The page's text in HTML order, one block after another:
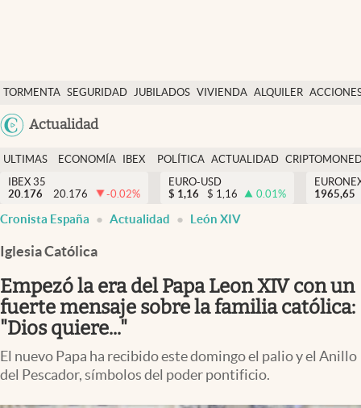
TORMENTA SEGURIDAD JUBILADOS VIVIENDA ALQUILER
USA
Actualidad
Economía y finanzas
Política
Actualidad
Criptomonedas
España
ULTIMAS
NOTICIAS
ECONOMÍA
FINANZAS
IBEX
EURO
POLÍTICA ACTUALIDAD
IBEX 35
20.176
20.176 -0.02%
EURO-USD
$ 1,16 $ 1,16 0.01%
1965,65
Cronista España Actualidad León XIV
Iglesia Católica
Empezó la era del Papa Leon XIV con un
fuerte mensaje sobre la familia católica:
"Dios quiere..."
El nuevo Papa ha recibido este domingo el palio y el Anillo
del Pescador, símbolos del poder pontificio.